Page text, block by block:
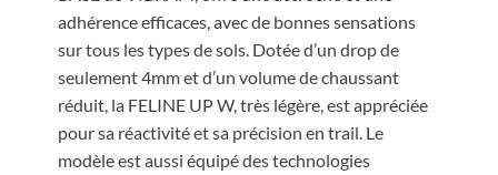
adhérence efficaces, avec de bonnes sensations
sur tous les types de sols. Dotée d’un drop de
seulement 4mm et d’un volume de chaussant
réduit, la FELINE UP W, très légère, est appréciée
pour sa réactivité et sa précision en trail. Le
modèle est aussi équipé des technologies